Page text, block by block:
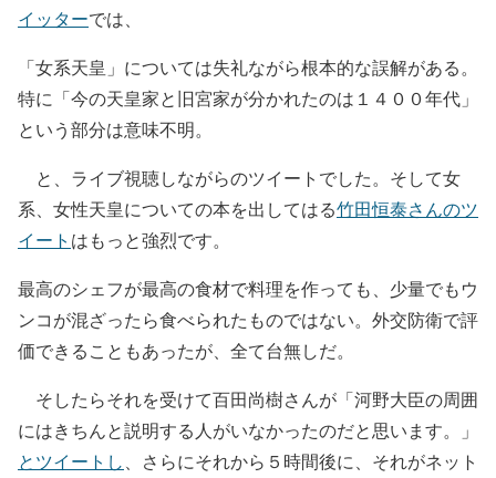
イッターでは、
「女系天皇」については失礼ながら根本的な誤解がある。
特に「今の天皇家と旧宮家が分かれたのは１４００年代」
という部分は意味不明。
と、ライブ視聴しながらのツイートでした。そして女
系、女性天皇についての本を出してはる竹田恒泰さんのツ
イート はもっと強烈です。
最高のシェフが最高の食材で料理を作っても、少量でもウ
ンコが混ざったら食べられたものではない。外交防衛で評
価できることもあったが、全て台無しだ。
そしたらそれを受けて百田尚樹さんが「河野大臣の周囲
にはきちんと説明する人がいなかったのだと思います。
」
とツイートし 、さらにそれから５時間後に、それがネット